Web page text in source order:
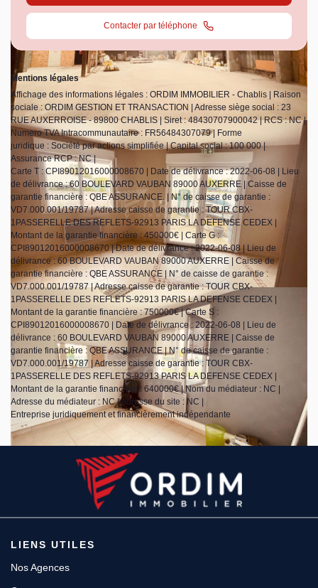
Contacter par téléphone
Mentions légales
Affichage des informations légales : ORDIM IMMOBILIER - Chablis | Raison
sociale : ORDIM GESTION ET TRANSACTION | Adresse siège social : 23
RUE AUXERROISE - 89800 CHABLIS | Siret : 48430707900042 | RCS : NC |
Numero TVA Intracommunautaire : FR56484307079 | Forme
juridique : Société par actions simplifiée | Capital social : 100 000 |
Assurance RCP : NC |
Carte T : CPI89012016000008670 | Date de délivrance : 2022-06-08 | Lieu
de délivrance : 60 BOULEVARD VAUBAN 89000 AUXERRE | Caisse de
garantie financière : QBE ASSURANCE. | N° de caisse de garantie :
VD7.000.001/19787 | Adresse caisse de garantie : TOUR CBX-
1PASSERELLE DES REFLETS-92913 PARIS LA DEFENSE CEDEX |
Montant de la garantie financière : 450000€ | Carte G :
CPI89012016000008670 | Date de délivrance : 2022-06-08 | Lieu de
délivrance : 60 BOULEVARD VAUBAN 89000 AUXERRE | Caisse de
garantie financière : QBE ASSURANCE | N° de caisse de garantie :
VD7.000.001/19787 | Adresse caisse de garantie : TOUR CBX-
1PASSERELLE DES REFLETS-92913 PARIS LA DEFENSE CEDEX |
Montant de la garantie financière : 750000€ | Carte S :
CPI89012016000008670 | Date de délivrance : 2022-06-08 | Lieu de
délivrance : 60 BOULEVARD VAUBAN 89000 AUXERRE | Caisse de
garantie financière : QBE ASSURANCE | N° de caisse de garantie :
VD7.000.001/19787 | Adresse caisse de garantie : TOUR CBX-
1PASSERELLE DES REFLETS-92913 PARIS LA DEFENSE CEDEX |
Montant de la garantie financière : 640000€ | Nom du médiateur : NC |
Adresse du médiateur : NC | Adresse du site : NC |
Entreprise juridiquement et financièrement indépendante
LIENS UTILES
Nos Agences